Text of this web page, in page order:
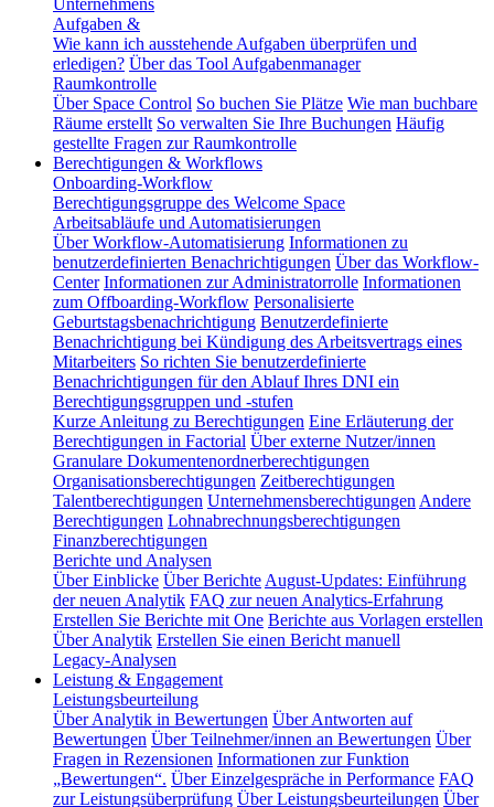
Aufgaben &
Wie kann ich ausstehende Aufgaben überprüfen und
erledigen? Über das Tool Aufgabenmanager
Raumkontrolle
Über Space Control So buchen Sie Plätze Wie man buchbare
Räume erstellt So verwalten Sie Ihre Buchungen Häufig
gestellte Fragen zur Raumkontrolle
Berechtigungen & Workflows
Onboarding-Workflow
Berechtigungsgruppe des Welcome Space
Arbeitsabläufe und Automatisierungen
Über Workflow-Automatisierung Informationen zu
benutzerdefinierten Benachrichtigungen Über das Workflow-
Center Informationen zur Administratorrolle Informationen
zum Offboarding-Workflow Personalisierte
Geburtstagsbenachrichtigung Benutzerdefinierte
Benachrichtigung bei Kündigung des Arbeitsvertrags eines
Mitarbeiters So richten Sie benutzerdefinierte
Benachrichtigungen für den Ablauf Ihres DNI ein
Berechtigungsgruppen und -stufen
Kurze Anleitung zu Berechtigungen Eine Erläuterung der
Berechtigungen in Factorial Über externe Nutzer/innen
Granulare Dokumentenordnerberechtigungen
Organisationsberechtigungen Zeitberechtigungen
Talentberechtigungen Unternehmensberechtigungen Andere
Berechtigungen Lohnabrechnungsberechtigungen
Finanzberechtigungen
Berichte und Analysen
Über Einblicke Über Berichte August-Updates: Einführung
der neuen Analytik FAQ zur neuen Analytics-Erfahrung
Erstellen Sie Berichte mit One Berichte aus Vorlagen erstellen
Über Analytik Erstellen Sie einen Bericht manuell
Legacy-Analysen
Leistung & Engagement
Leistungsbeurteilung
Über Analytik in Bewertungen Über Antworten auf
Bewertungen Über Teilnehmer/innen an Bewertungen Über
Fragen in Rezensionen Informationen zur Funktion
„Bewertungen“. Über Einzelgespräche in Performance FAQ
zur Leistungsüberprüfung Über Leistungsbeurteilungen Über